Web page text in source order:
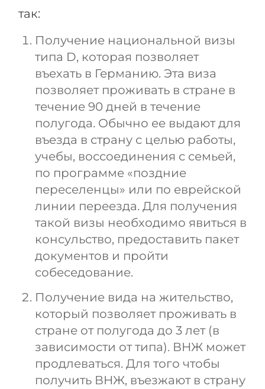
так:
Получение национальной визы
типа D, которая позволяет
въехать в Германию. Эта виза
позволяет проживать в стране в
течение 90 дней в течение
полугода. Обычно ее выдают для
въезда в страну с целью работы,
учебы, воссоединения с семьей,
по программе «поздние
переселенцы» или по еврейской
линии переезда. Для получения
такой визы необходимо явиться в
консульство, предоставить пакет
документов и пройти
собеседование.
Получение вида на жительство,
который позволяет проживать в
стране от полугода до 3 лет (в
зависимости от типа). ВНЖ может
продлеваться. Для того чтобы
получить ВНЖ, въезжают в страну